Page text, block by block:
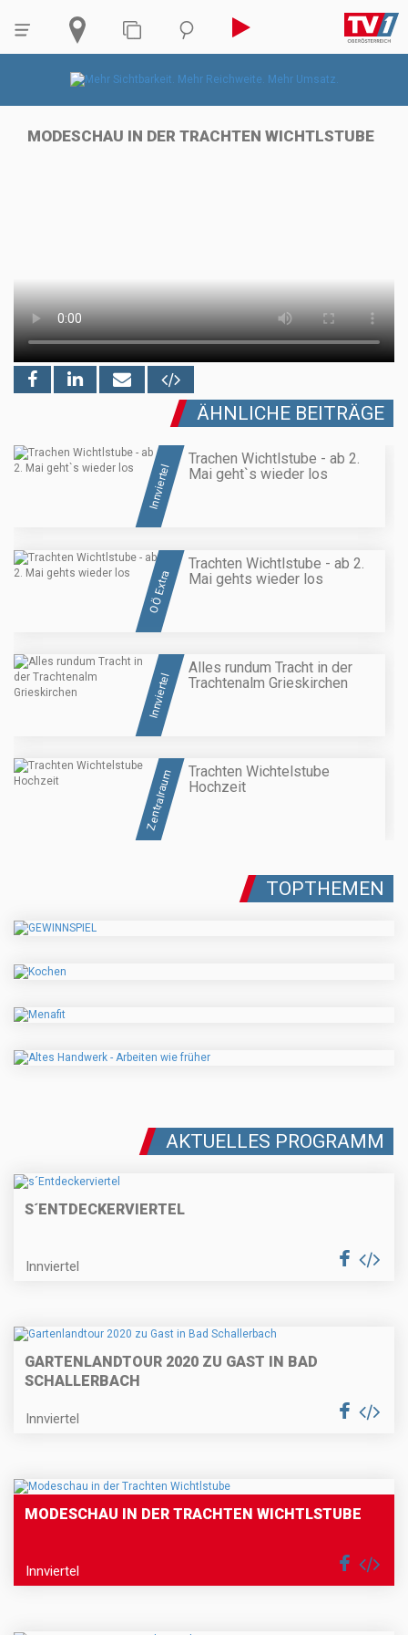
MODESCHAU IN DER TRACHTEN WICHTLSTUBE
ÄHNLICHE BEITRÄGE
Innviertel
Trachen Wichtlstube - ab 2.
Mai geht`s wieder los
OÖ Extra
Trachten Wichtlstube - ab 2.
Mai gehts wieder los
Innviertel
Alles rundum Tracht in der
Trachtenalm Grieskirchen
Zentralraum
Trachten Wichtelstube
Hochzeit
TOPTHEMEN
AKTUELLES PROGRAMM
S´ENTDECKERVIERTEL
Innviertel
GARTENLANDTOUR 2020 ZU GAST IN BAD
SCHALLERBACH
Innviertel
MODESCHAU IN DER TRACHTEN WICHTLSTUBE
Innviertel